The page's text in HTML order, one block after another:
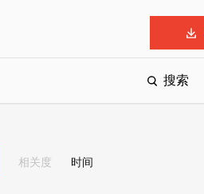
的创业公司申报
搜索
相关度 时间